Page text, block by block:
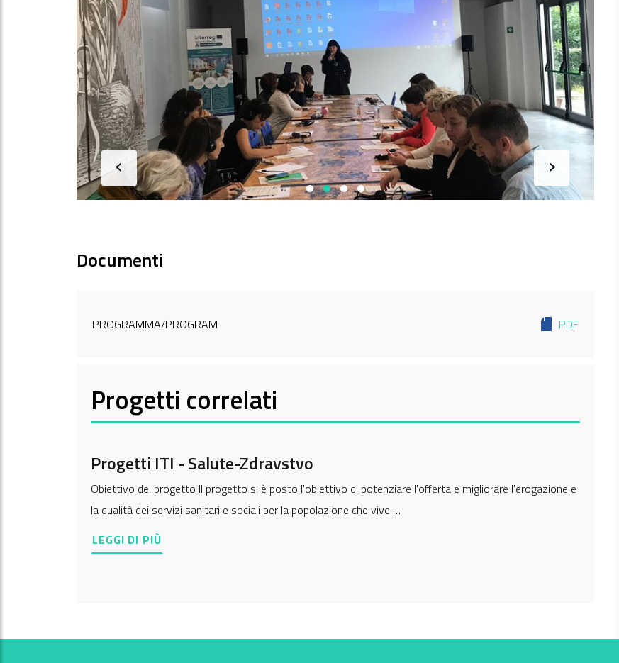
‹ ›
Documenti
PROGRAMMA/PROGRAM PDF
Progetti correlati
Progetti ITI - Salute-Zdravstvo
Obiettivo del progetto Il progetto si è posto l'obiettivo di potenziare l'offerta e migliorare l'erogazione e
la qualità dei servizi sanitari e sociali per la popolazione che vive …
LEGGI DI PIÙ